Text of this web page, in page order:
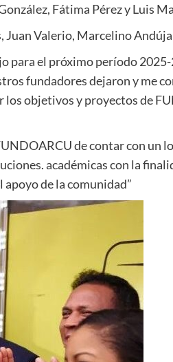
Fátima Pérez y Luis
Valerio, Marcelino
el próximo período
fundadores dejaron y me
objetivos y proyectos de
de contar con
académicas con la
de la comunidad”